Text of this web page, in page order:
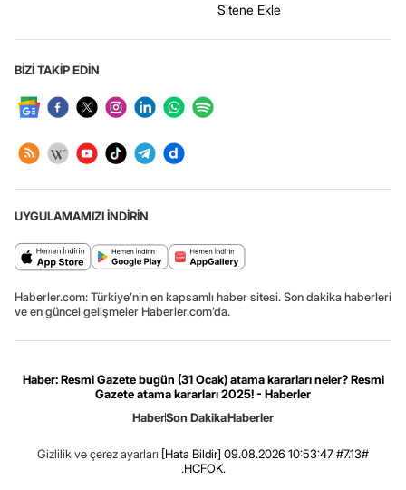
Sitene Ekle
BİZİ TAKİP EDİN
UYGULAMAMIZI İNDİRİN
Haberler.com: Türkiye’nin en kapsamlı haber sitesi. Son dakika haberleri
ve en güncel gelişmeler Haberler.com’da.
Haber: Resmi Gazete bugün (31 Ocak) atama kararları neler? Resmi
Gazete atama kararları 2025! - Haberler
HaberSon DakikaHaberler
Gizlilik ve çerez ayarları [Hata Bildir] 09.08.2026 10:53:47 #7.13#
.HCFOK.